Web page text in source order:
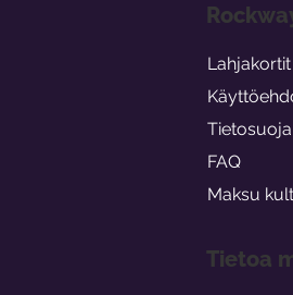
Lahjakortit
Tietosuoja
FAQ
Maksu
Tietoa